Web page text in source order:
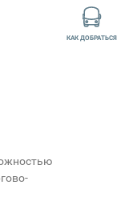
в ТРЦ «Аура»
КАК ДОБРАТЬСЯ